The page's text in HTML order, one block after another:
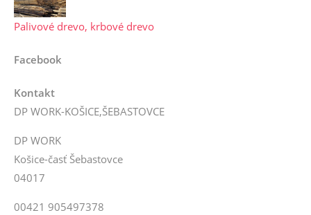
Palivové drevo, krbové drevo
Facebook
Kontakt
DP WORK-KOŠICE,ŠEBASTOVCE
DP WORK
Košice-časť Šebastovce
04017
00421 905497378